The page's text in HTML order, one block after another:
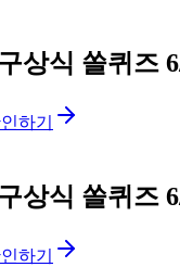
상식 쏠퀴즈
하기
상식 쏠퀴즈
하기